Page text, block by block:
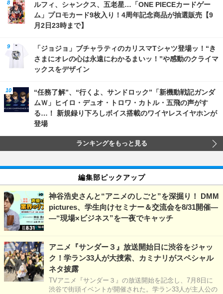
ルフィ、シャンクス、五老星…「ONE PIECEカードゲー
ム」プロモカード9枚入り！4周年記念商品が抽選販売【9
月2日23時まで】
「ジョジョ」ブチャラティのカリスマTシャツ登場ッ！“き
さまにオレの心は永遠にわかるまいッ！”や感動のクライマ
ックスをデザイン
“任務了解”、“行くよ、サンドロック”「新機動戦記ガンダ
ムＷ」ヒイロ・デュオ・トロワ・カトル・五飛の声がす
る…！ 新規録り下ろしボイス搭載のワイヤレスイヤホンが
登場
ランキングをもっと見る
編集部ピックアップ
神谷浩史さんと“アニメのしごと”を深掘り！ DMM
pictures、学生向けセミナー＆交流会を8/31開催―
―“現場×ビジネス”を一夜でキャッチ
アニメ『サンダー３』放送開始日に渋谷をジャッ
ク！学ラン33人が大捜索、カミナリがスペシャル
ネタ披露
TVアニメ『サンダー３』の放送開始を記念し、7月8日に
渋谷で街頭イベントが開催された。学ラン33人が主人公の